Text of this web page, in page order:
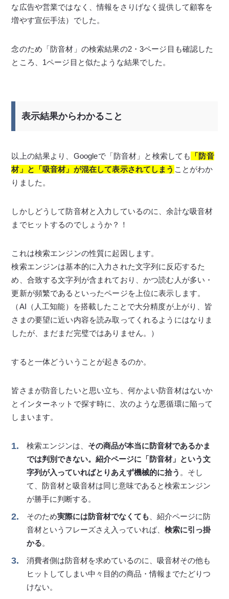
な広告や営業ではなく、情報をさりげなく提供して顧客を
増やす宣伝手法）でした。
念のため「防音材」の検索結果の2・3ページ目も確認した
ところ、1ページ目と似たような結果でした。
表示結果からわかること
以上の結果より、Googleで「防音材」と検索しても
「防音
材」と「吸音材」が混在して表示されてしまう ことがわか
りました。
しかしどうして防音材と入力しているのに、余計な吸音材
までヒットするのでしょうか？！
これは検索エンジンの性質に起因します。
検索エンジンは基本的に入力された文字列に反応するた
め、合致する文字列が含まれており、かつ読む人が多い・
更新が頻繁であるといったページを上位に表示します。
（AI（人工知能）を搭載したことで大分精度が上がり、皆
さまの要望に近い内容を読み取ってくれるようにはなりま
したが、まだまだ完璧ではありません。）
すると一体どういうことが起きるのか。
皆さまが防音したいと思い立ち、何かよい防音材はないか
とインターネットで探す時に、次のような悪循環に陥って
しまいます。
検索エンジンは、 その商品が本当に防音材であるかま
では判別できない。紹介ページに「防音材」という文
字列が入っていればとりあえず機械的に拾う 。そし
て、防音材と吸音材は同じ意味であると検索エンジン
が勝手に判断する。
そのため実際には防音材でなくても 、紹介ページに防
音材というフレーズさえ入っていれば、検索に引っ掛
かる。
消費者側は防音材を求めているのに、吸音材その他も
ヒットしてしまい中々目的の商品・情報までたどりつ
けない。